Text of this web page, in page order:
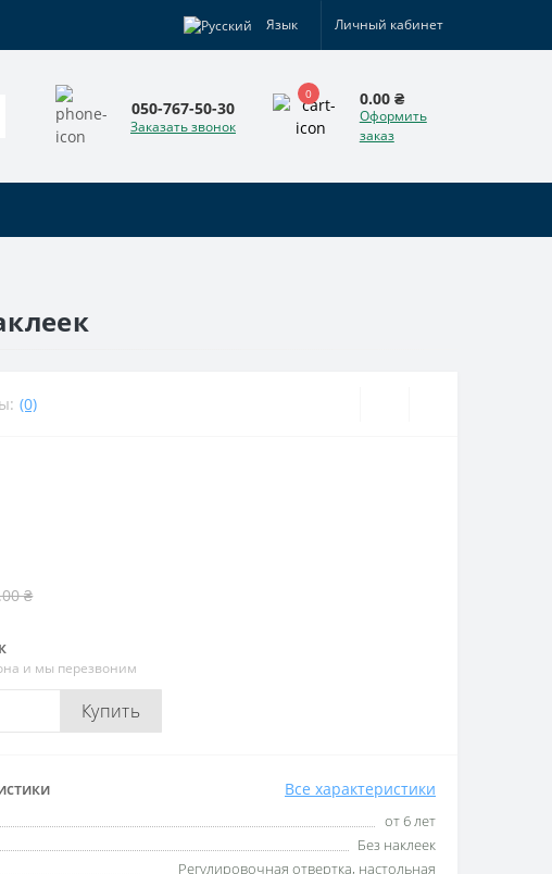
Язык Личный кабинет
050-767-50-30
Заказать звонок
0 0.00 ₴
Оформить
заказ
(0)
₴
и мы перезвоним
Купить
Все характеристики
от 6 лет
Без наклеек
Регулировочная отвертка, настольная